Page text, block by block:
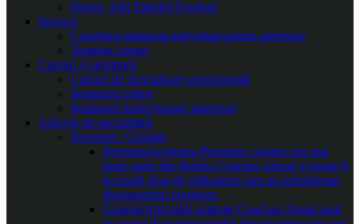
Planșe, folii Taktifol Football
Servicii
Coaching-mentorat individual pentru antrenori
Training camps
Cursuri și seminarii
Cursuri de specializare profesională
Seminarii online
Seminarii perfecționare antrenori
Articole de specialitate
Premium / Gratuite
PremiumSecțiunea Premium conține cea mai
mare parte din librăria Coaches Ahead și poate fi
accesată doar de utilizatorii care au achiziționat
abonamentul premium.
GratuiteArticolele gratuite Coaches Ahead sunt